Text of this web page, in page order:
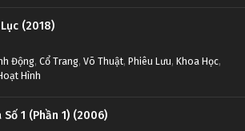
(2018)
Động, Cổ Trang, Võ Thuật, Phiêu Lưu, Khoa Học,
Hình
1 (Phần 1) (2006)